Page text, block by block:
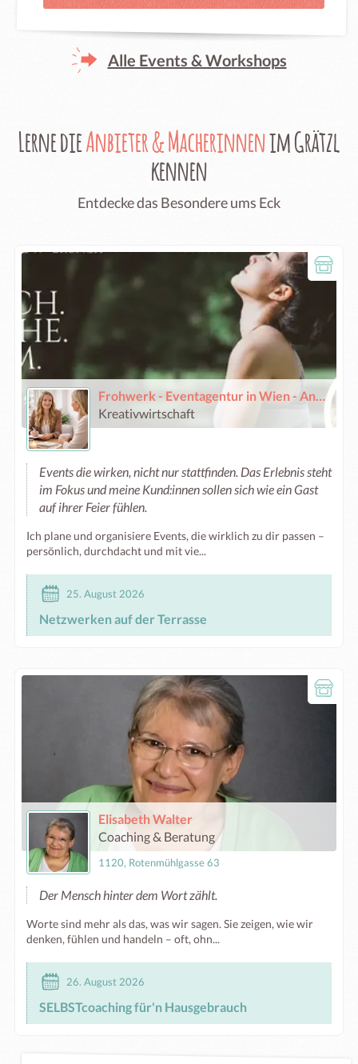
Alle Events & Workshops
Lerne dieAnbieter & Macherinnenim Grätzl
kennen
Entdecke das Besondere ums Eck
Frohwerk - Eventagentur in Wien - Anna Fröhlich
Kreativwirtschaft
Events die wirken, nicht nur stattfinden. Das Erlebnis steht
im Fokus und meine Kund:innen sollen sich wie ein Gast
auf ihrer Feier fühlen.
Ich plane und organisiere Events, die wirklich zu dir passen –
persönlich, durchdacht und mit vie...
25. August 2026
Netzwerken auf der Terrasse
Elisabeth Walter
Coaching & Beratung
1120, Rotenmühlgasse 63
Der Mensch hinter dem Wort zählt.
Worte sind mehr als das, was wir sagen. Sie zeigen, wie wir
denken, fühlen und handeln – oft, ohn...
26. August 2026
SELBSTcoaching für'n Hausgebrauch